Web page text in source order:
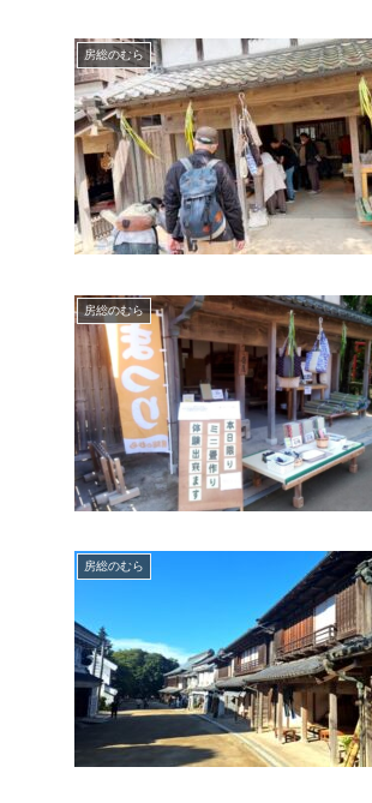
房総のむら
房総のむら
房総のむら